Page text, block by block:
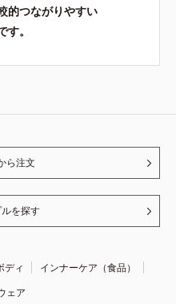
的つながりやすい
す。
ら注文
を探す
ディ
インナーケア（食品）
ェア